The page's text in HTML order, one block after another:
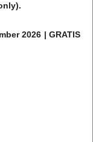
2026 | GRATIS